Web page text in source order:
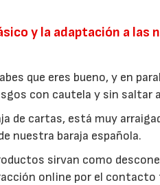
y la adaptación a las
que eres bueno, y en
con cautela y sin saltar
de cartas, está muy
nuestra baraja española.
sirvan como
online por el contacto